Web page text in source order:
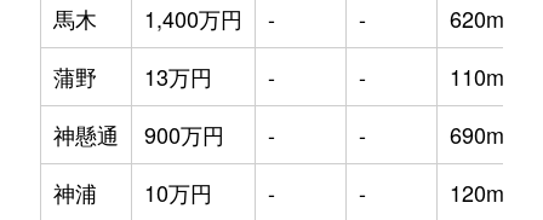
馬木
1,400万円 - -
620m²
蒲野
13万円 - -
110m²
神懸通
900万円 - -
690m²
神浦
10万円 - -
120m²